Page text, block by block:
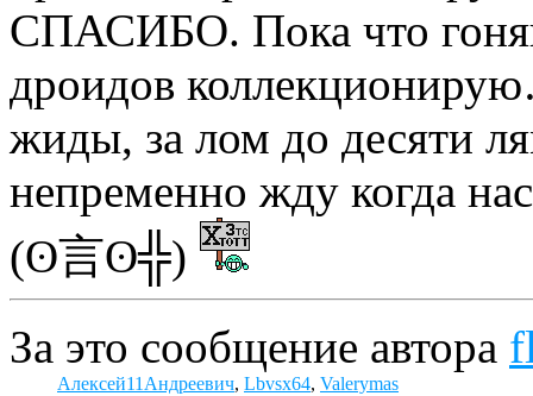
СПАСИБО. Пока что
дроидов
жиды, за лом до десяти
непременно жду когда
(ʘ言ʘ╬)
За это сообщение автора
Алексей11Андреевич, Lbvsx64, Valerymas